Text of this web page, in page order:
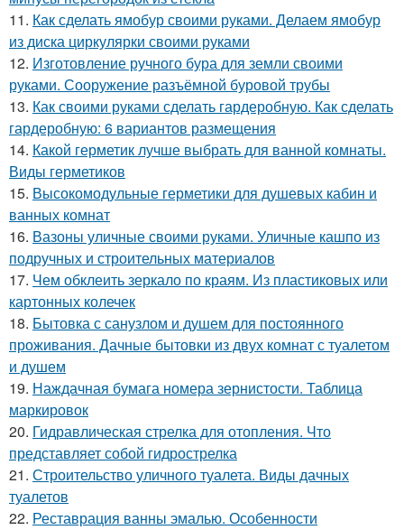
11. Как сделать ямобур своими руками. Делаем ямобур
из диска циркулярки своими руками
12. Изготовление ручного бура для земли своими
руками. Сооружение разъёмной буровой трубы
13. Как своими руками сделать гардеробную. Как сделать
гардеробную: 6 вариантов размещения
14. Какой герметик лучше выбрать для ванной комнаты.
Виды герметиков
15. Высокомодульные герметики для душевых кабин и
ванных комнат
16. Вазоны уличные своими руками. Уличные кашпо из
подручных и строительных материалов
17. Чем обклеить зеркало по краям. Из пластиковых или
картонных колечек
18. Бытовка с санузлом и душем для постоянного
проживания. Дачные бытовки из двух комнат с туалетом
и душем
19. Наждачная бумага номера зернистости. Таблица
маркировок
20. Гидравлическая стрелка для отопления. Что
представляет собой гидрострелка
21. Строительство уличного туалета. Виды дачных
туалетов
22. Реставрация ванны эмалью. Особенности